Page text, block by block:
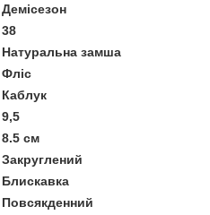
Демісезон
38
Натуральна замша
Фліс
Каблук
9,5
8.5 см
Закруглений
Блискавка
Повсякденний